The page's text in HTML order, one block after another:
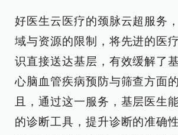
好医生云医疗的颈脉云超服务
域与资源的限制，将先进的医
识直接送达基层，有效缓解了
心脑血管疾病预防与筛查方面
且，通过这一服务，基层医生
的诊断工具，提升诊断的准确